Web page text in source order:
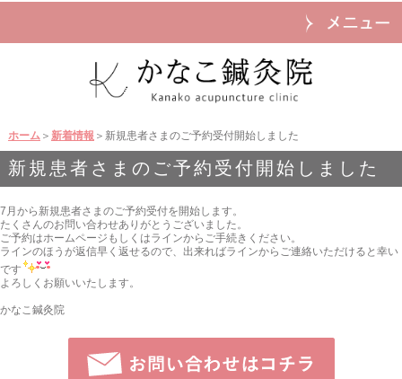
ホーム＞ 新着情報 ＞新規患者さまのご予約受付開始しました
新規患者さまのご予約受付開始しました
7月から新規患者さまのご予約受付を開始します。
たくさんのお問い合わせありがとうございました。
ご予約はホームページもしくはラインからご手続きください。
ラインのほうが返信早く返せるので、出来ればラインからご連絡いただけると幸い
です
よろしくお願いいたします。
かなこ鍼灸院